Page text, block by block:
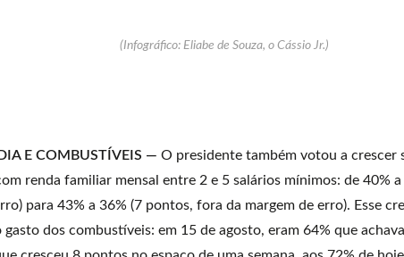
(Infográfico: Eliabe de Souza, o Cássio Jr.)
E COMBUSTÍVEIS — O presidente também votou a crescer
renda familiar mensal entre 2 e 5 salários mínimos: de 40%
para 43% a 36% (7 pontos, fora da margem de erro). Esse
gasto dos combustíveis: em 15 de agosto, eram 64% que